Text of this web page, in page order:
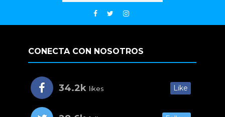
CONECTA CON NOSOTROS
34.2k likes Like